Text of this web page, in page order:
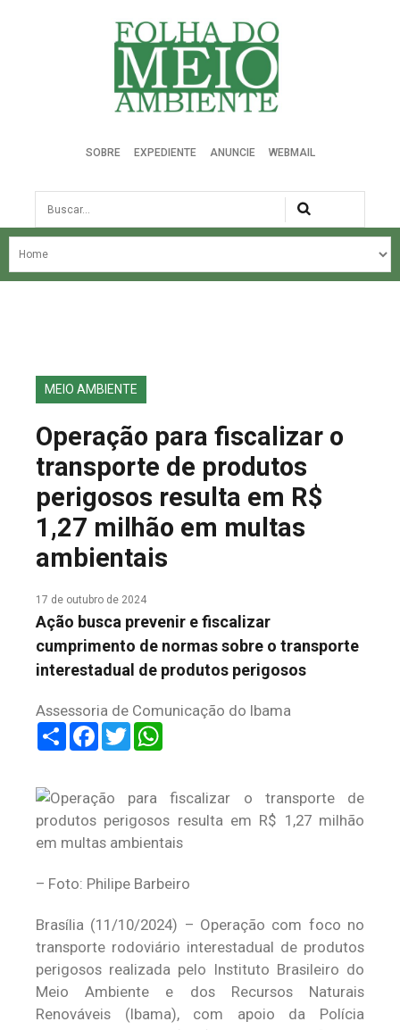
Folha do Meio Ambiente
SOBRE EXPEDIENTE ANUNCIE WEBMAIL
Busca
NOSSA HISTÓRIA
EDIÇÕES ANTERIORES
FALE CONOSCO
MEIO AMBIENTE
Operação para fiscalizar o
transporte de produtos
perigosos resulta em R$
1,27 milhão em multas
ambientais
17 de outubro de 2024
Ação busca prevenir e fiscalizar
cumprimento de normas sobre o transporte
interestadual de produtos perigosos
Assessoria de Comunicação do Ibama
ShareFacebook
Twitter
– Foto: Philipe Barbeiro
Brasília (11/10/2024) – Operação com foco no
transporte rodoviário interestadual de produtos
perigosos realizada pelo Instituto Brasileiro do
Meio Ambiente e dos Recursos Naturais
Renováveis (Ibama), com apoio da Polícia